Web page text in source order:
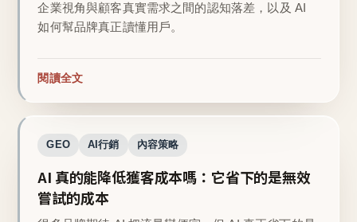
企業視角與顧客真實需求之間的認知落差，以及 AI
如何幫品牌真正讀懂用戶。
閱讀全文
GEO AI行銷 內容策略
AI 真的能降低獲客成本嗎：它省下的是無效
嘗試的成本